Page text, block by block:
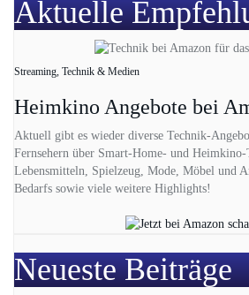
Aktuelle
Streaming, Technik & Medien
Heimkino Angebote bei
Aktuell gibt es wieder diverse Technik-
Fernsehern über Smart-Home- und
Lebensmitteln, Spielzeug, Mode, Möbel und
Bedarfs sowie viele weitere Highlights!
Neueste Beiträge